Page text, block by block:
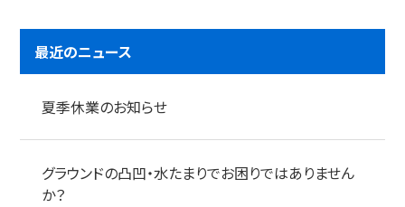
最近のニュース
夏季休業のお知らせ
グラウンドの凸凹・水たまりでお困りではありません
か？